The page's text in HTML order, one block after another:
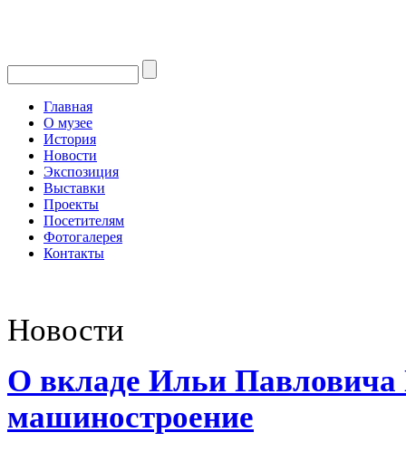
Главная
О музее
История
Новости
Экспозиция
Выставки
Проекты
Посетителям
Фотогалерея
Контакты
Новости
О вкладе Ильи Павловича
машиностроение